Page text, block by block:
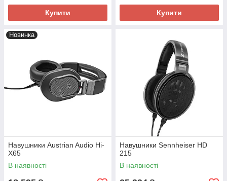
Купити Купити
Новинка
Навушники Austrian Audio Hi-
X65
В наявності
Навушники Sennheiser HD
215
В наявності